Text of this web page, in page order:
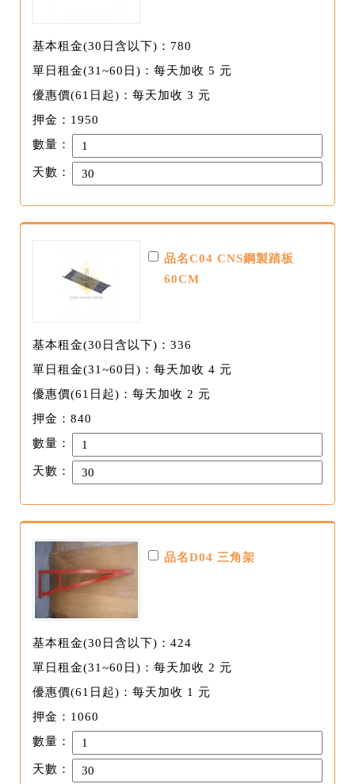
基本租金(30日含以下)：780
單日租金(31~60日)：每天加收 5 元
優惠價(61日起)：每天加收 3 元
押金：1950
數量：
天數：
品名C04 CNS鋼製踏板
60CM
基本租金(30日含以下)：336
單日租金(31~60日)：每天加收 4 元
優惠價(61日起)：每天加收 2 元
押金：840
數量：
天數：
品名D04 三角架
基本租金(30日含以下)：424
單日租金(31~60日)：每天加收 2 元
優惠價(61日起)：每天加收 1 元
押金：1060
數量：
天數：